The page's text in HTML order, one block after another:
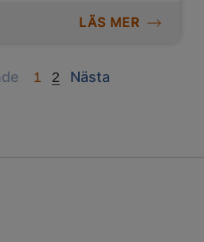
LÄS MER
Previous
1 2 Nästa
Next